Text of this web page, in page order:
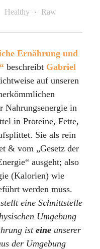
Healthy Raw
Ernährung und
beschreibt Gabriel
auf unseren
Nahrungsenergie in
in Proteine, Fette,
Sie als rein
& vom „Gesetz der
ausgeht; also
(Kalorien) wie
werden muss.
eine Schnittstelle
Umgebung
ist eineunserer
der Umgebung